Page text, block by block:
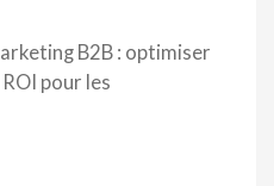
B2B : optimiser
pour les